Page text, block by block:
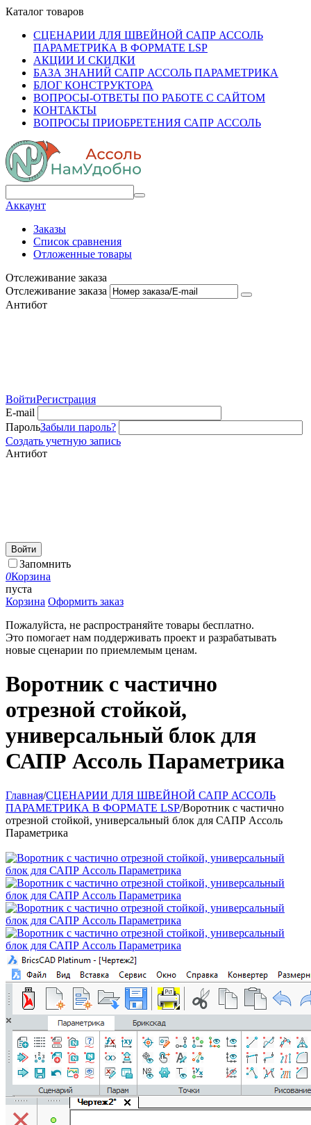
Каталог товаров
СЦЕНАРИИ ДЛЯ ШВЕЙНОЙ САПР АССОЛЬ
ПАРАМЕТРИКА В ФОРМАТЕ LSP
АКЦИИ И СКИДКИ
БАЗА ЗНАНИЙ САПР АССОЛЬ ПАРАМЕТРИКА
БЛОГ КОНСТРУКТОРА
ВОПРОСЫ-ОТВЕТЫ ПО РАБОТЕ С САЙТОМ
КОНТАКТЫ
ВОПРОСЫ ПРИОБРЕТЕНИЯ САПР АССОЛЬ
Аккаунт
Заказы
Список сравнения
Отложенные товары
Отслеживание заказа
Отслеживание заказа
Антибот
ВойтиРегистрация
E-mail
ПарольЗабыли пароль?
Создать учетную запись
Антибот
Войти
Запомнить
0Корзина
пуста
Корзина Оформить заказ
Пожалуйста, не распространяйте товары бесплатно.
Это помогает нам поддерживать проект и разрабатывать
новые сценарии по приемлемым ценам.
Воротник с частично
отрезной стойкой,
универсальный блок для
САПР Ассоль Параметрика
Главная/СЦЕНАРИИ ДЛЯ ШВЕЙНОЙ САПР АССОЛЬ
ПАРАМЕТРИКА В ФОРМАТЕ LSP/Воротник с частично
отрезной стойкой, универсальный блок для САПР Ассоль
Параметрика